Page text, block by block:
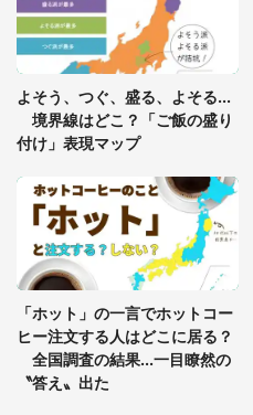
グっちゃってた〝
座布団だろ」「食
っ暗な道で遭難状
を求めると、住人
「孫にあげると
真夏の山道で見知
（山口県・30代女
よそう、つぐ、盛る、よそる...
境界線はどこ？「ご飯の盛り
付け」表現マップ
「ホット」の一言でホットコー
ヒー注文する人はどこに居る？
全国調査の結果...一目瞭然の
〝答え〟出た